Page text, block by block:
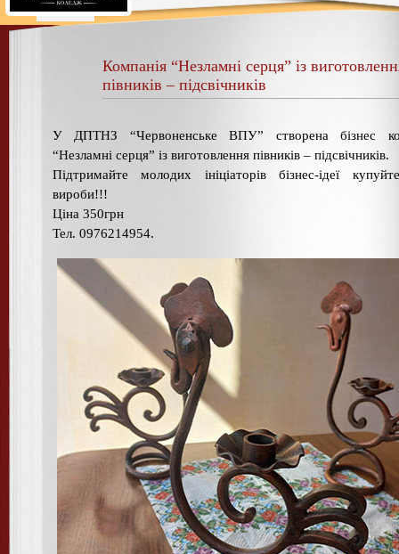
Компанія “Незламні серця” із
півників – підсвічників
У ДПТНЗ “Червоненське ВПУ” створена бізнес
“Незламні серця” із виготовлення півників – підсвічників.
Підтримайте молодих ініціаторів бізнес-ідеї
вироби!!!
Ціна 350грн
Тел. 0976214954.